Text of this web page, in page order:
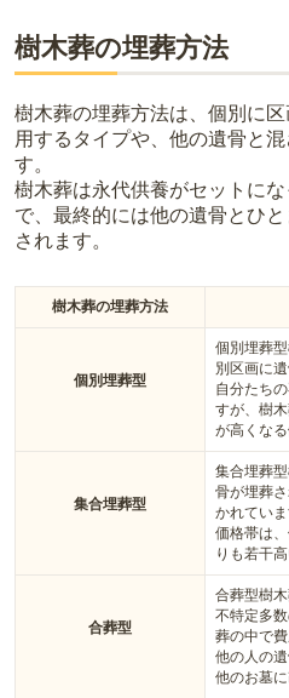
樹木葬の埋葬方法
樹木葬の埋葬方法は、個別に
用するタイプや、他の遺骨と
す。
樹木葬は永代供養がセットに
で、最終的には他の遺骨とひと
されます。
樹木葬の埋葬方法
個別埋葬型
個別埋葬
別区画に
自分たち
すが、樹
が高くなる
集合埋葬型
集合埋葬
骨が埋葬
かれていま
価格帯は
りも若干
合葬型
合葬型樹
不特定多
葬の中で
他の人の
他のお墓